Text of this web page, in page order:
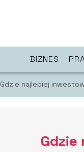
BIZNES
Gdzie najlepiej